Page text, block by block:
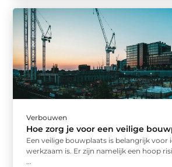
Verbouwen
Hoe zorg je voor een veilige
Een veilige bouwplaats is belangrijk voor
werkzaam is. Er zijn namelijk een hoop
...